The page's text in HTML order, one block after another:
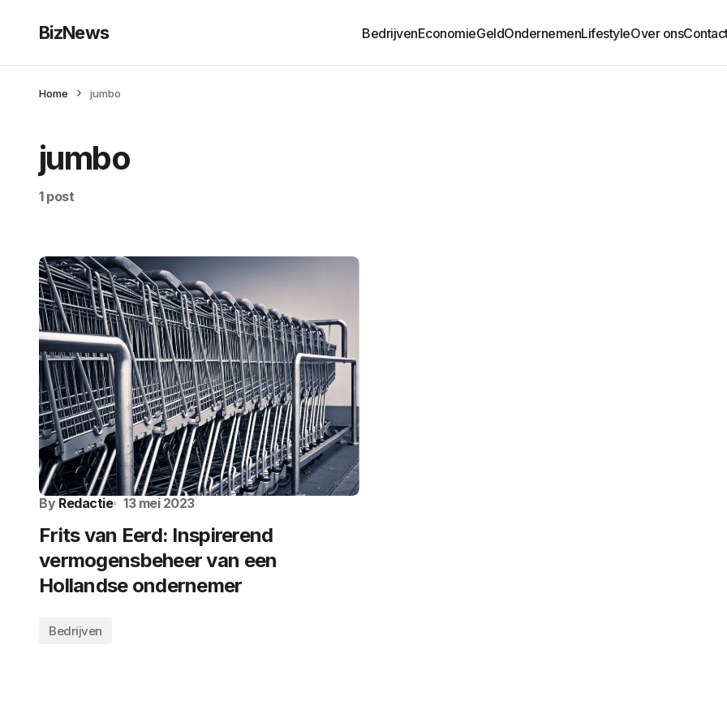
BizNews BedrijvenEconomieGeldOndernemenLifestyleOver ons
Home jumbo
jumbo
1 post
By Redactie 13 mei 2023
Frits van Eerd: Inspirerend
vermogensbeheer van een
Hollandse ondernemer
Bedrijven